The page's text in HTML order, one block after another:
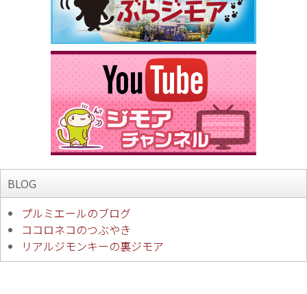
BLOG
プルミエールのブログ
ココロネコのつぶやき
リアルジモンキーの裏ジモア